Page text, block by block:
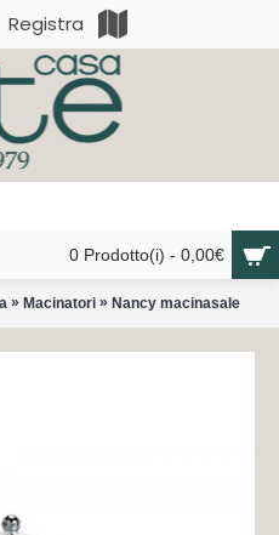
Registra
0 Prodotto(i) - 0,00€
» Macinatori » Nancy macinasale